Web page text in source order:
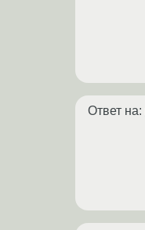
Ответ на: